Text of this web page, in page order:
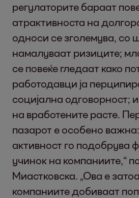
регулаторите бараат
атрактивноста на
односи се зголемува, со
намалуваат ризиците;
се повеќе гледаат како
работодавци ја
социјална одговорност;
на вработените расте.
пазарот е особено
активност го подобрува
учинок на компаниите,“
Миастковска. „Ова е
компаниите добиваат